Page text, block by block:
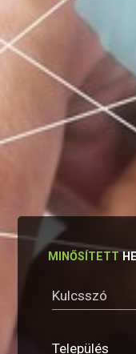
MINŐSÍTETT